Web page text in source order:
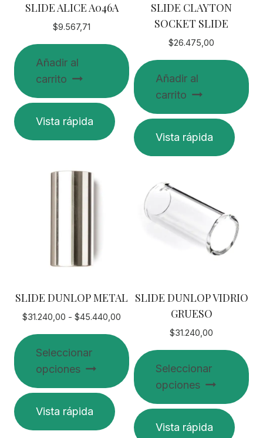
SLIDE ALICE A046A
$9.567,71
Añadir al
carrito
Vista rápida
SLIDE CLAYTON
SOCKET SLIDE
$26.475,00
Añadir al
carrito
Vista rápida
SLIDE DUNLOP METAL
$31.240,00 - $45.440,00
precios:
desde
$31.240,00
hasta
$45.440,00
Seleccionar
opciones
Este
producto
tiene
Vista rápida
SLIDE DUNLOP VIDRIO
GRUESO
$31.240,00
Seleccionar
opciones
Este
productoVista rápida